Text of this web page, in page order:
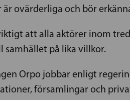
är ovärderliga och bör
att alla aktörer inom
samhället på lika villkor.
Orpo jobbar enligt
församlingar och